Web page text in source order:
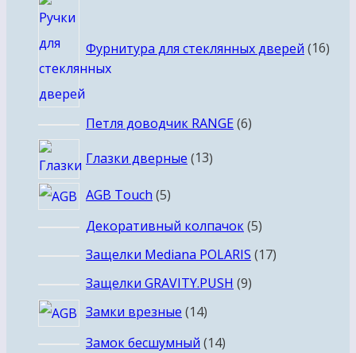
Фурнитура для стеклянных дверей 16
Петля доводчик RANGE 66
Глазки дверные 1313
AGB Touch 55
товаров
Декоративный колпачок 55
товаров
Защелки Mediana POLARIS 1717
Защелки GRAVITY.PUSH 99
Замки врезные 1414
товаров
Замок бесшумный 1414